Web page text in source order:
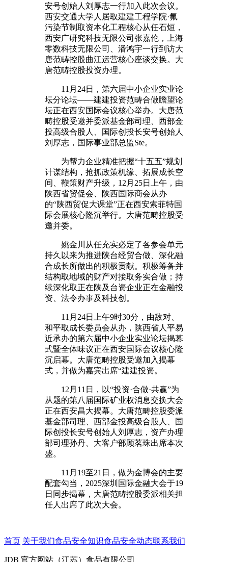
安号创始人刘厚志一行加入此次会议。
西安交通大学人居取建建工程学院·氟
污染节制取资本化工程核心从任石烜，
西安广研究科技无限公司张嘉伦，上海
零数科技无限公司、潘鸿宇一行到访大
唐范畴控股曲江运营核心座谈交换。大
唐范畴控股投资办理。
11月24日，第六届中小企业实业论
坛分论坛——建建投资范畴合做瞻望论
坛正在西安国际会议核心举办。大唐范
畴控股受邀并委派基金部司理、西部金
投高级合股人、国际创投长安号创始人
刘厚志，国际事业部总监Ste。
为帮力企业精准把握“十五五”规划
计谋结构，抢抓政策机缘、拓展成长空
间、鞭策财产升级，12月25日上午，由
陕西省贸促会、陕西国际商会从办
的“陕西贸促大课堂”正在西安索菲特国
际会展核心隆沉举行。大唐范畴控股受
邀并委。
姚金川从任充实必定了各参会单元
持久以来为推进陕台经贸合做、深化融
合成长所做出的积极贡献。积极筹备并
结构取地域的财产对接取务实合做；持
续深化取正在陕及台资企业正在金融投
资、法令办事及科技创。
11月24日上午9时30分，由敌对、
和平取成长委员会从办，陕西省人平易
近承办的第六届中小企业实业论坛揭幕
式暨全体味议正在西安国际会议核心隆
沉启幕。大唐范畴控股受邀加入揭幕
式，并做为嘉宾出席“建建投资。
12月11日，以“投资·合做·共赢”为
从题的第八届国际矿业权消息交换大会
正在西安昌大揭幕。大唐范畴控股委派
基金部司理、西部金投高级合股人、国
际创投长安号创始人刘厚志，资产办理
部司理孙丹、大客户部顾茗珠出席本次
盛。
11月19至21日，做为金博会的主要
配套勾当，2025深圳国际金融大会于19
日同步揭幕，大唐范畴控股委派相关担
任人出席了此次大会。
首页 关于我们食品安全知识食品安全动态联系我们
JDB 官方网站（江苏）食品有限公司